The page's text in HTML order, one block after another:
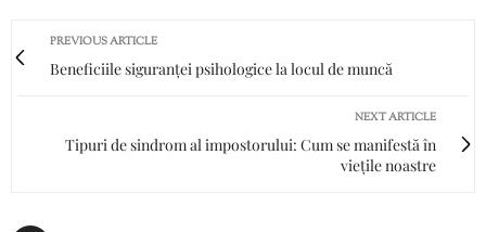
PREVIOUS ARTICLE
Beneficiile siguranței psihologice la locul de muncă
NEXT ARTICLE
Tipuri de sindrom al impostorului: Cum se manifestă în
viețile noastre